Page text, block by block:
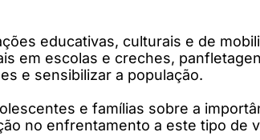
educativas, culturais e de
em escolas e creches,
e sensibilizar a população.
e famílias sobre a
no enfrentamento a este tipo de